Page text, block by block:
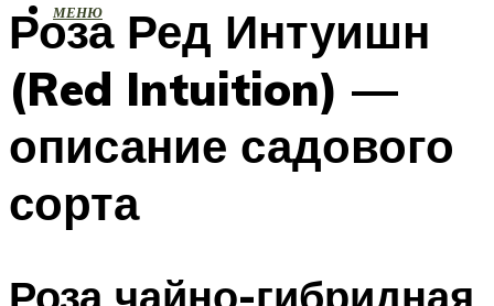
МЕНЮ
Роза Ред Интуишн
(Red Intuition) —
описание садового
сорта